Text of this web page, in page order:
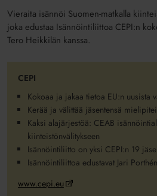
Vieraita isännöi Suomen-matkalla
joka edustaa Isännöintiliittoa CEPI:n
Tero Heikkilän kanssa.
CEPI
Kokoaa ja jakaa tietoa EU:n uusista
Kerää ja välittää jäsentensä
Kaksi alajärjestöä: CEAB
kiinteistönvälitykseen
Isännöintiliitto on yksi CEPI:n 19
Isännöintiliittoa edustavat Jari
www.cepi.eu